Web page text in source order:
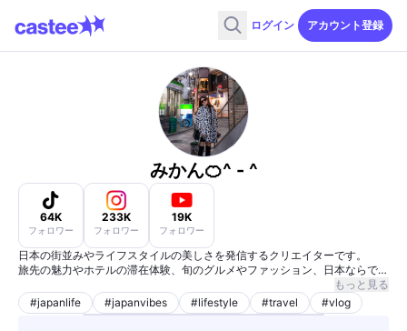
ログイン アカウント登録
みかん🍊^ - ^
64K
フォロワー
233K
フォロワー
19K
フォロワー
日本の街並みやライフスタイルの美しさを発信するクリエイターです。
旅先の魅力やホテルの滞在体験、旬のグルメやファッション、日本ならでは
の文化イベントまで、幅広いテーマを美しい写真と動画でお届けしていま
す。
また、カメラやガジェットなど撮影機材にも精通しており、映像を通じてプ
もっと見る
#japanlife #japanvibes #lifestyle #travel #vlog